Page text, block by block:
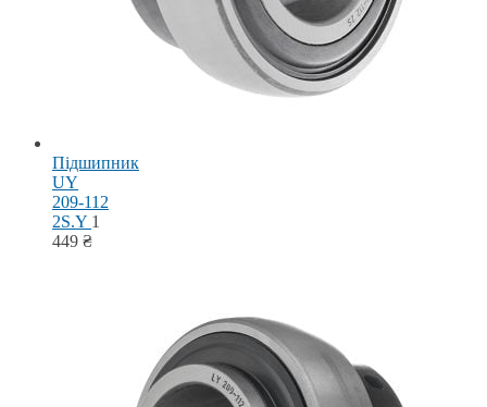
Підшипник
UY
209-112
2S.Y 1
449 ₴